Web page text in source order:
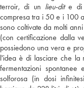
terroir, di un lieu-dite di
compresa tra i 50 e i 100
sono coltivate da molti
(con certificazione dalla
possiedono una vera e
l'idea è di lasciare che la
fermentazioni spontanee
solforosa (in dosi